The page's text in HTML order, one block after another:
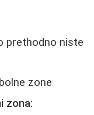
prethodno niste
zone
zona: